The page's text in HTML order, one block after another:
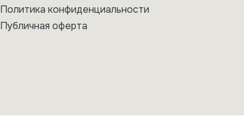
Политика конфиденциальности
Публичная оферта